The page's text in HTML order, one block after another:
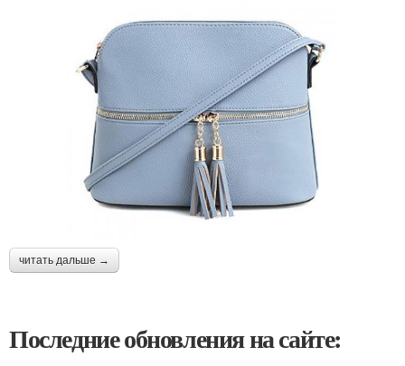
читать дальше →
Последние обновления на сайте: